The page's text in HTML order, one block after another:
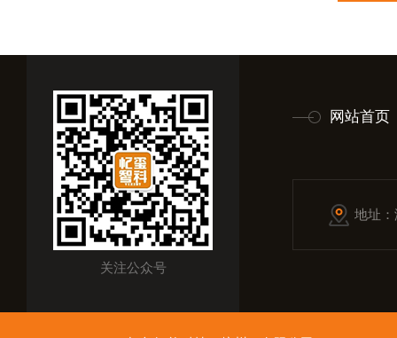
关注公众号
网站首页
地址：